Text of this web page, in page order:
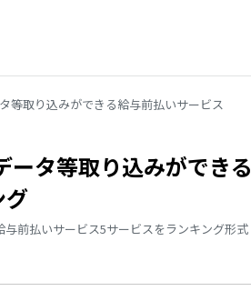
等取り込みができる給与前払いサービス
ータ等取り込みができる
グ
前払いサービス5サービスをランキング形式